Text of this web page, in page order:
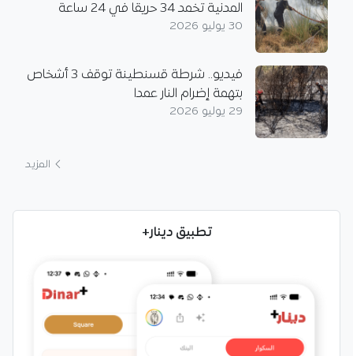
المدنية تخمد 34 حريقا في 24 ساعة
30 يوليو 2026
فيديو.. شرطة قسنطينة توقف 3 أشخاص
بتهمة إضرام النار عمدا
29 يوليو 2026
المزيد
تطبيق دينار+